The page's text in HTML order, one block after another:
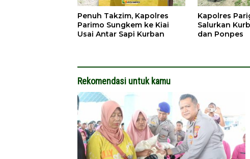
Penuh Takzim, Kapolres
Parimo Sungkem ke Kiai
Usai Antar Sapi Kurban
Kapolres
Salurkan
dan Ponpes
Rekomendasi untuk kamu